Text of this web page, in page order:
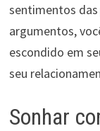
sentimentos das
argumentos,
escondido em
seu
Sonhar